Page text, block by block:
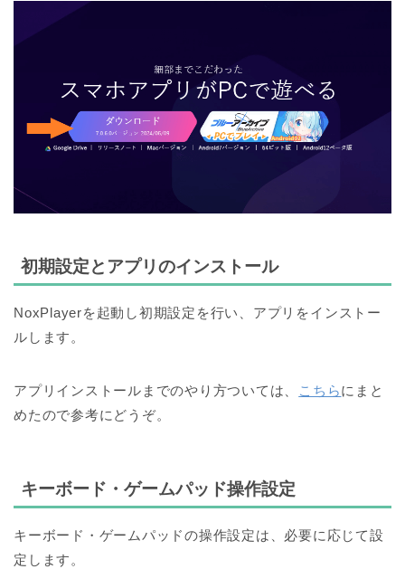
初期設定とアプリのインストール
NoxPlayerを起動し初期設定を行い、アプリをインストー
ルします。
アプリインストールまでのやり方ついては、 こちらにまと
めたので参考にどうぞ。
キーボード・ゲームパッド操作設定
キーボード・ゲームパッドの操作設定は、 必要に応じて設
定します。